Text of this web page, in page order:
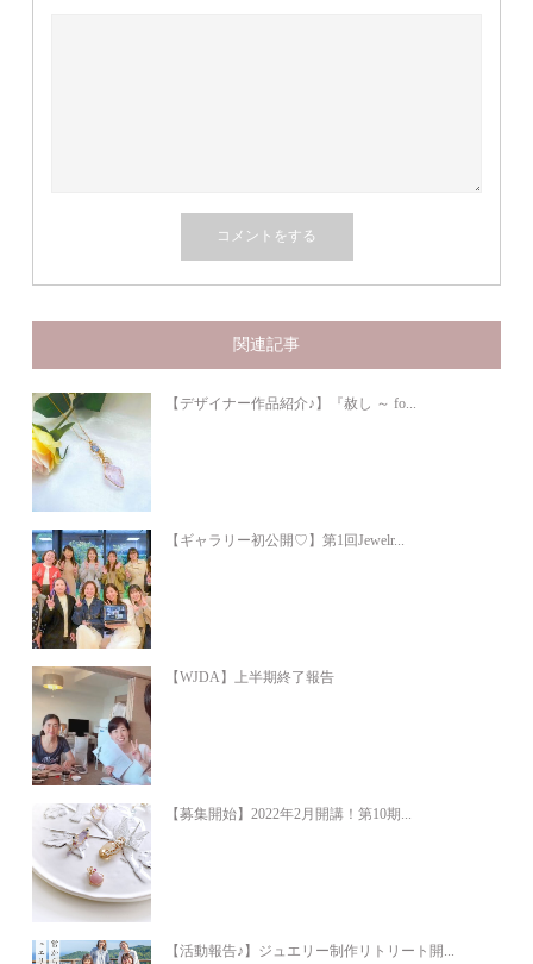
関連記事
【デザイナー作品紹介♪】『赦し ～ fo...
【ギャラリー初公開♡】第1回Jewelr...
【WJDA】上半期終了報告
【募集開始】2022年2月開講！第10期...
【活動報告♪】ジュエリー制作リトリート開...